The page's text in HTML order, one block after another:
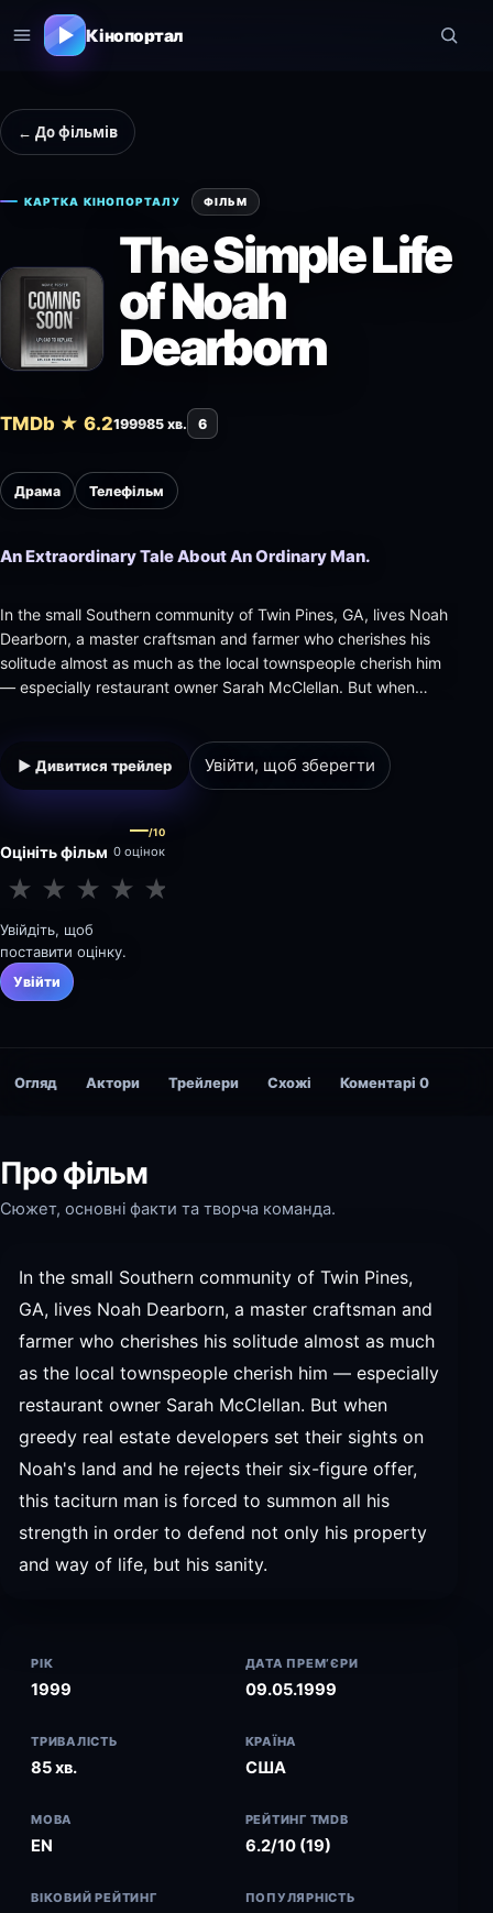
Кінопортал
← До фільмів
КАРТКА КІНОПОРТАЛУ ФІЛЬМ
The Simple Life
of Noah
Dearborn
TMDb ★ 6.2199985 хв. 6
Драма Телефільм
An Extraordinary Tale About An Ordinary Man.
In the small Southern community of Twin Pines, GA, lives Noah
Dearborn, a master craftsman and farmer who cherishes his
solitude almost as much as the local townspeople cherish him
— especially restaurant owner Sarah McClellan. But when
▶ Дивитися трейлер Увійти, щоб зберегти
Оцініть фільм
—/10
0 оцінок
★ ★ ★ ★ ★
Увійдіть, щоб
поставити оцінку.
Увійти
Огляд Актори Трейлери Схожі Коментарі 0
Про фільм
Сюжет, основні факти та творча команда.
In the small Southern community of Twin Pines,
GA, lives Noah Dearborn, a master craftsman and
farmer who cherishes his solitude almost as much
as the local townspeople cherish him — especially
restaurant owner Sarah McClellan. But when
greedy real estate developers set their sights on
Noah's land and he rejects their six-figure offer,
this taciturn man is forced to summon all his
strength in order to defend not only his property
and way of life, but his sanity.
РІК
1999
ДАТА ПРЕМ’ЄРИ
09.05.1999
ТРИВАЛІСТЬ
85 хв.
КРАЇНА
США
МОВА
EN
РЕЙТИНГ TMDB
6.2/10 (19)
ВІКОВИЙ РЕЙТИНГ ПОПУЛЯРНІСТЬ